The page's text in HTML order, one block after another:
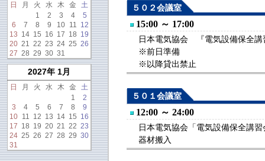
５０２会議室
15:00 ～ 17:00
日本電気協会 『電気設備保全
※前日準備
※以降貸出禁止
５０１会議室
12:00 ～ 24:00
日本電気協会「電気設備保全講
器材搬入
日 月 火 水 木 金
土
1
2 3 4
5
6
7 8 9 10 11 12
13 14 15 16 17 18 19
20 21 22 23 24 25 26
27 28 29 30 31
2027年 1月
日 月 火 水 木 金
土
1
2
3
4 5 6 7 8
9
10 11 12 13 14 15 16
17 18 19 20 21 22 23
24 25 26 27 28 29 30
31